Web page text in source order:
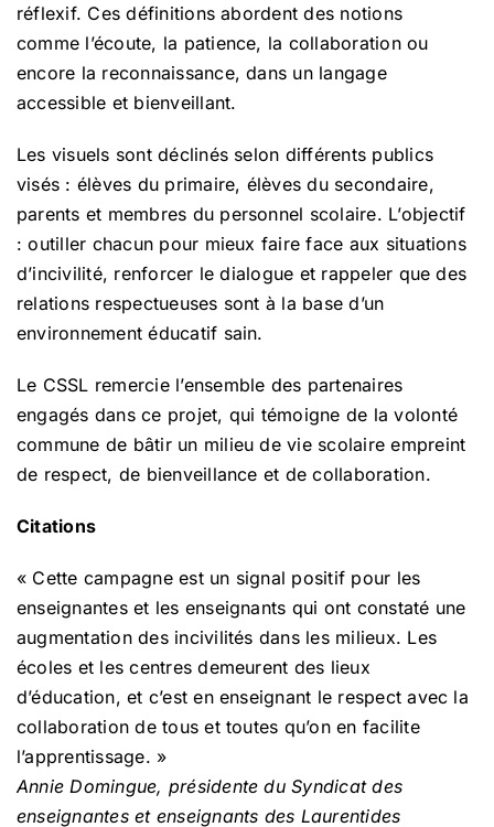
réflexif. Ces définitions abordent des notions
comme l’écoute, la patience, la collaboration ou
encore la reconnaissance, dans un langage
accessible et bienveillant.
Les visuels sont déclinés selon différents publics
visés : élèves du primaire, élèves du secondaire,
parents et membres du personnel scolaire. L’objectif
: outiller chacun pour mieux faire face aux situations
d’incivilité, renforcer le dialogue et rappeler que des
relations respectueuses sont à la base d’un
environnement éducatif sain.
Le CSSL remercie l’ensemble des partenaires
engagés dans ce projet, qui témoigne de la volonté
commune de bâtir un milieu de vie scolaire empreint
de respect, de bienveillance et de collaboration.
Citations
« Cette campagne est un signal positif pour les
enseignantes et les enseignants qui ont constaté une
augmentation des incivilités dans les milieux. Les
écoles et les centres demeurent des lieux
d’éducation, et c’est en enseignant le respect avec la
collaboration de tous et toutes qu’on en facilite
l’apprentissage. »
Annie Domingue, présidente du Syndicat des
enseignantes et enseignants des Laurentides